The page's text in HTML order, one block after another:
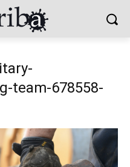
team-678558-